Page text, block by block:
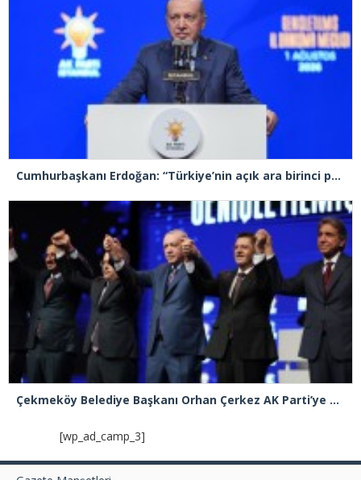
Cumhurbaşkanı Erdoğan: “Türkiye’nin açık ara birinci partisiyiz”
Çekmeköy Belediye Başkanı Orhan Çerkez AK Parti’ye katıldı
[wp_ad_camp_3]